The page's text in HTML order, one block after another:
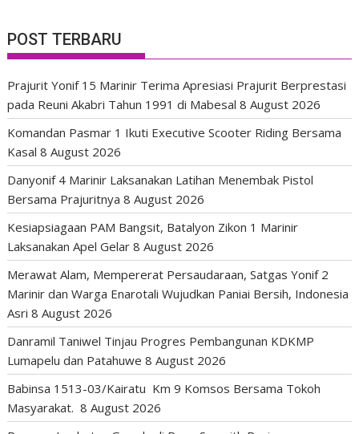
POST TERBARU
Prajurit Yonif 15 Marinir Terima Apresiasi Prajurit Berprestasi
pada Reuni Akabri Tahun 1991 di Mabesal 8 August 2026
Komandan Pasmar 1 Ikuti Executive Scooter Riding Bersama
Kasal 8 August 2026
Danyonif 4 Marinir Laksanakan Latihan Menembak Pistol
Bersama Prajuritnya 8 August 2026
Kesiapsiagaan PAM Bangsit, Batalyon Zikon 1 Marinir
Laksanakan Apel Gelar 8 August 2026
Merawat Alam, Mempererat Persaudaraan, Satgas Yonif 2
Marinir dan Warga Enarotali Wujudkan Paniai Bersih, Indonesia
Asri 8 August 2026
Danramil Taniwel Tinjau Progres Pembangunan KDKMP
Lumapelu dan Patahuwe 8 August 2026
Babinsa 1513-03/Kairatu Km 9 Komsos Bersama Tokoh
Masyarakat. 8 August 2026